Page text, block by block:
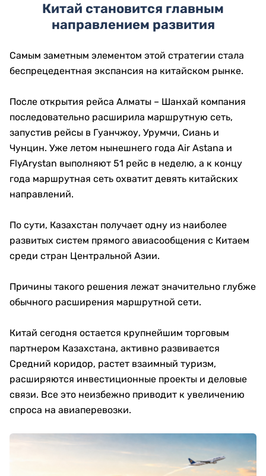
Китай становится главным
направлением развития
Самым заметным элементом этой стратегии стала
беспрецедентная экспансия на китайском рынке.
После открытия рейса Алматы – Шанхай компания
последовательно расширила маршрутную сеть,
запустив рейсы в Гуанчжоу, Урумчи, Сиань и
Чунцин. Уже летом нынешнего года Air Astana и
FlyArystan выполняют 51 рейс в неделю, а к концу
года маршрутная сеть охватит девять китайских
направлений.
По сути, Казахстан получает одну из наиболее
развитых систем прямого авиасообщения с Китаем
среди стран Центральной Азии.
Причины такого решения лежат значительно глубже
обычного расширения маршрутной сети.
Китай сегодня остается крупнейшим торговым
партнером Казахстана, активно развивается
Средний коридор, растет взаимный туризм,
расширяются инвестиционные проекты и деловые
связи. Все это неизбежно приводит к увеличению
спроса на авиаперевозки.